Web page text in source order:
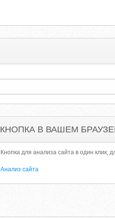
КНОПКА В ВАШЕМ
Кнопка для анализа сайта в один клик,
Анализ сайта